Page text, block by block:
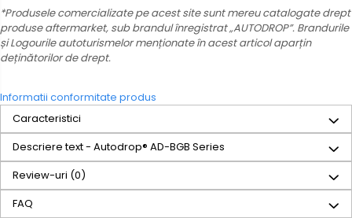
*Produsele comercializate pe acest site sunt mereu catalogate drept
produse aftermarket, sub brandul înregistrat „AUTODROP”. Brandurile
și Logourile autoturismelor menționate în acest articol aparțin
deținătorilor de drept.
Informatii conformitate produs
Caracteristici
Descriere text - Autodrop® AD-BGB Series
Review-uri (0)
FAQ